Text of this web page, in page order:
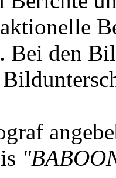
Bei den